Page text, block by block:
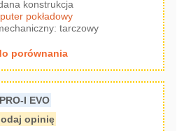
konstrukcja
pokładowy
tarczowy
porównania
PRO-I EVO
opinię